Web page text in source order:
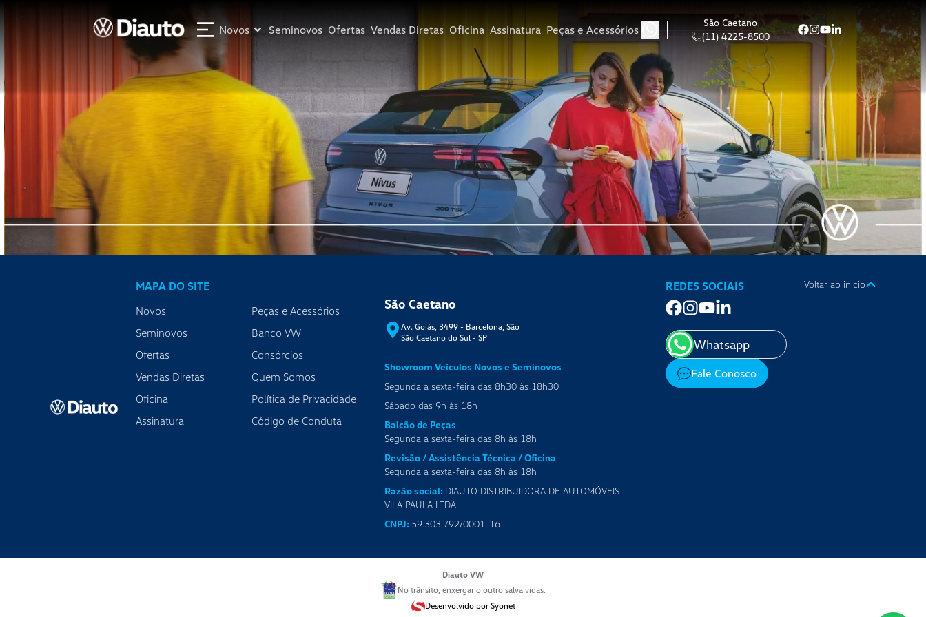
Novos Seminovos Ofertas Vendas Diretas Oficina Assinatura Peças e Acessórios
São Caetano
(11) 4225-8500
MAPA DO SITE
Novos
Seminovos
Ofertas
Vendas Diretas
Oficina
Assinatura
Peças e Acessórios
Banco VW
Consórcios
Quem Somos
Política de Privacidade
Código de Conduta
São Caetano
Av. Goiás, 3499 - Barcelona, São
São Caetano do Sul - SP
Showroom Veículos Novos e Seminovos
Segunda a sexta-feira das 8h30 às 18h30
Sábado das 9h às 18h
Balcão de Peças
Segunda a sexta-feira das 8h às 18h
Revisão / Assistência Técnica / Oficina
Segunda a sexta-feira das 8h às 18h
Razão social: DIAUTO DISTRIBUIDORA DE AUTOMÓVEIS
VILA PAULA LTDA
CNPJ: 59.303.792/0001-16
REDES SOCIAIS
Whatsapp
Fale Conosco
Voltar ao inicio
Diauto VW
No trânsito, enxergar o outro salva vidas.
Desenvolvido por Syonet